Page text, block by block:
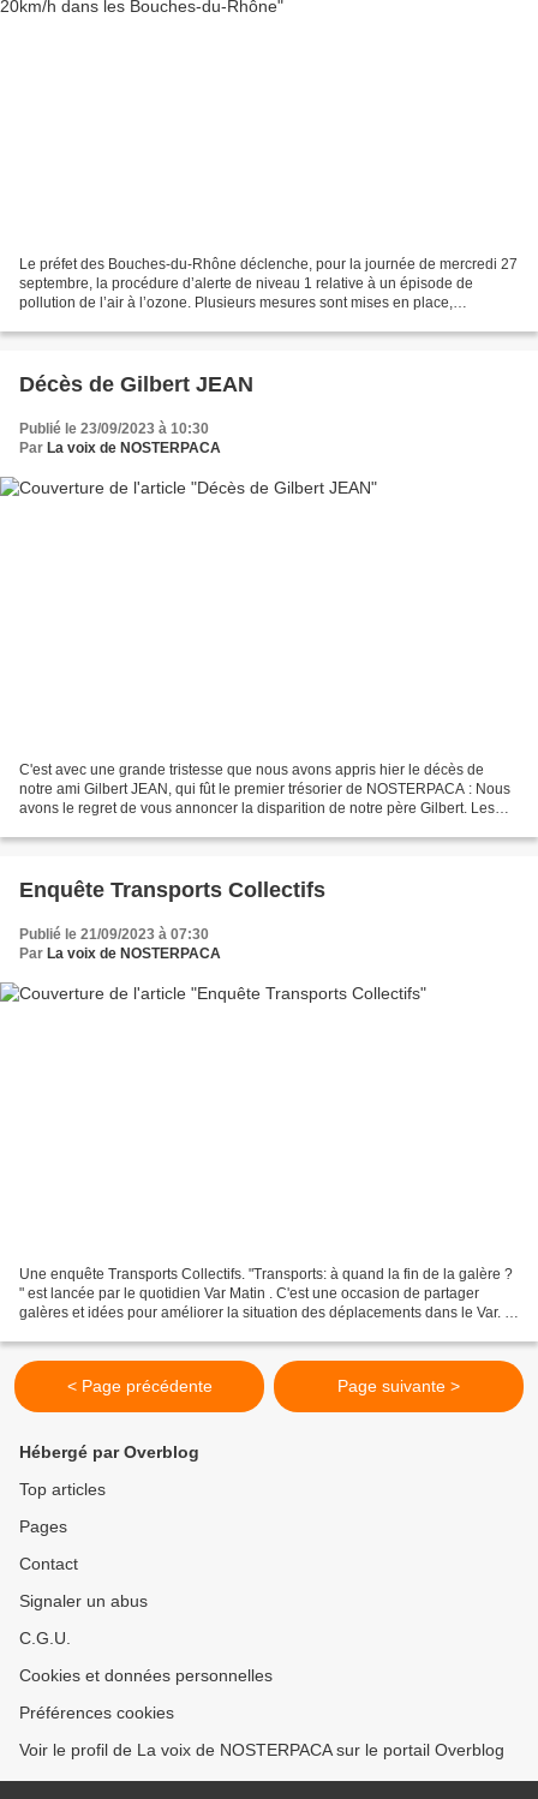
Le préfet des Bouches-du-Rhône déclenche, pour la journée de mercredi 27
septembre, la procédure d’alerte de niveau 1 relative à un épisode de
pollution de l’air à l’ozone. Plusieurs mesures sont mises en place,
Décès de Gilbert JEAN
Publié le 23/09/2023 à 10:30
Par La voix de NOSTERPACA
C'est avec une grande tristesse que nous avons appris hier le décès de
notre ami Gilbert JEAN, qui fût le premier trésorier de NOSTERPACA : Nous
avons le regret de vous annoncer la disparition de notre père Gilbert. Les
Enquête Transports Collectifs
Publié le 21/09/2023 à 07:30
Par La voix de NOSTERPACA
Une enquête Transports Collectifs. "Transports: à quand la fin de la galère ?
" est lancée par le quotidien Var Matin . C'est une occasion de partager
galères et idées pour améliorer la situation des déplacements dans le Var. Et
< Page précédente Page suivante >
Hébergé par Overblog
Top articles
Pages
Contact
Signaler un abus
C.G.U.
Cookies et données personnelles
Préférences cookies
Voir le profil de La voix de NOSTERPACA sur le portail Overblog